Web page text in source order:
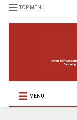
TOP MENU
MENU